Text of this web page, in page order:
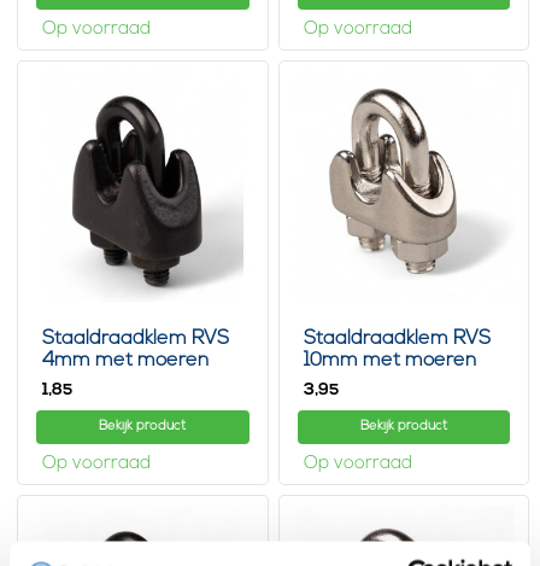
Op voorraad Op voorraad
Staaldraadklem RVS
4mm met moeren
Zwart
1,85
Bekijk product
Op voorraad
Staaldraadklem RVS
10mm met moeren
3,95
Bekijk product
Op voorraad